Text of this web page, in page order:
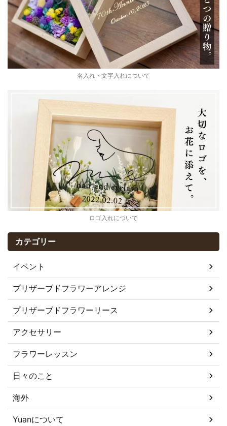
名入れ・文字入れについて
ロゴ入れについて
カテゴリー
イベント
プリザーブドフラワーアレンジ
プリザーブドフラワーリース
アクセサリー
フラワーレッスン
日々のこと
海外
Yuanについて